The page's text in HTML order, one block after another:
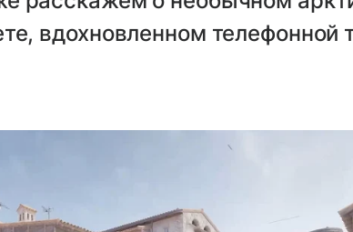
вдохновленном телефонной